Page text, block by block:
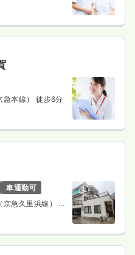
急本線） 徒歩6分
車通勤可
急久里浜線） 徒